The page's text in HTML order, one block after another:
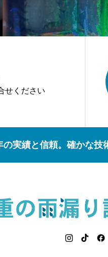
せください
の実績と信頼。確かな技